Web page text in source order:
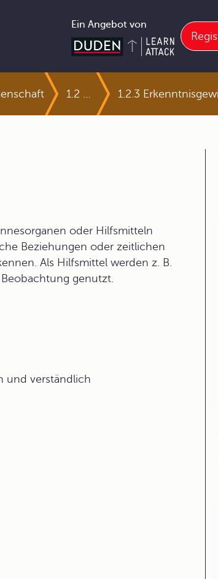
Ein Angebot von
1.2.3
oder Hilfsmitteln
Beziehungen oder zeitlichen
Als Hilfsmittel werden z. B.
genutzt.
und verständlich